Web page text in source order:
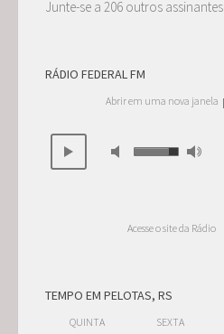
Junte-se a 206 outros assinantes
RÁDIO FEDERAL FM
Abrir em uma nova janela
Acesse o site da Rádio
TEMPO EM PELOTAS, RS
QUINTA SEXTA